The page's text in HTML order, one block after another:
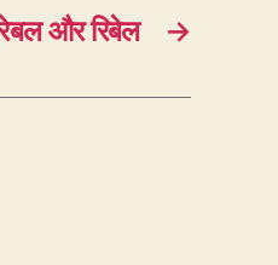
→
और रिबेल